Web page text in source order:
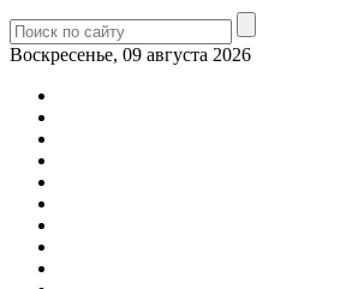
Воскресенье, 09 августа 2026